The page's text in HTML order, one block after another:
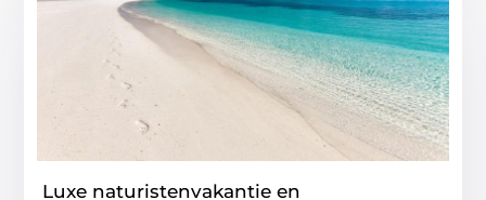
Luxe naturistenvakantie en